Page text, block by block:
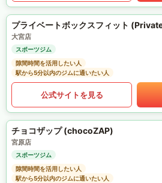
大宮店
スポーツジム
隙間時間を活用したい人
駅から5分以内のジムに通いたい人
公式サイトを見る
チョコザップ (chocoZAP)
宮原店
スポーツジム
隙間時間を活用したい人
駅から5分以内のジムに通いたい人